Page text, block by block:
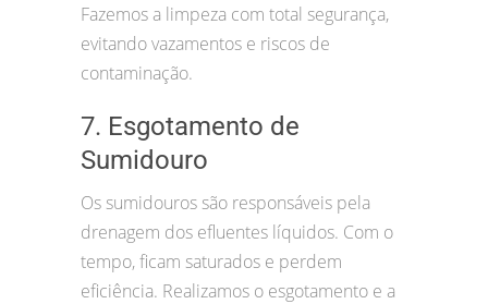
Fazemos a limpeza com total segurança,
evitando vazamentos e riscos de
contaminação.
7. Esgotamento de
Sumidouro
Os sumidouros são responsáveis pela
drenagem dos efluentes líquidos. Com o
tempo, ficam saturados e perdem
eficiência. Realizamos o esgotamento e a